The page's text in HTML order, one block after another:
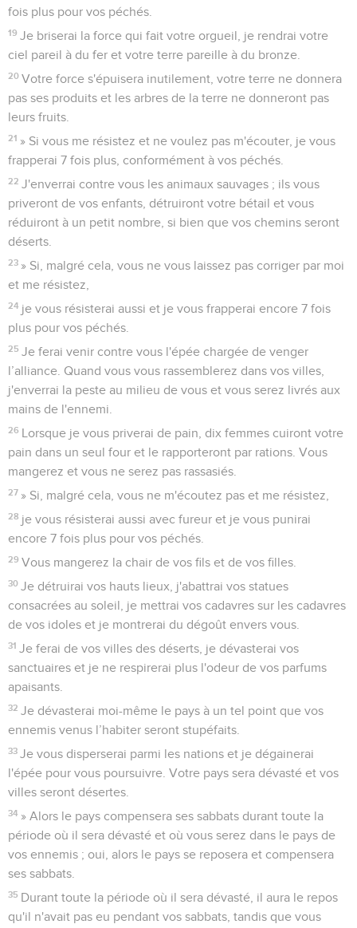
fois plus pour vos péchés.
19 Je briserai la force qui fait votre orgueil, je rendrai votre
ciel pareil à du fer et votre terre pareille à du bronze.
20 Votre force s'épuisera inutilement, votre terre ne donnera
pas ses produits et les arbres de la terre ne donneront pas
leurs fruits.
21 » Si vous me résistez et ne voulez pas m'écouter, je vous
frapperai 7 fois plus, conformément à vos péchés.
22 J'enverrai contre vous les animaux sauvages ; ils vous
priveront de vos enfants, détruiront votre bétail et vous
réduiront à un petit nombre, si bien que vos chemins seront
déserts.
23 » Si, malgré cela, vous ne vous laissez pas corriger par moi
et me résistez,
24 je vous résisterai aussi et je vous frapperai encore 7 fois
plus pour vos péchés.
25 Je ferai venir contre vous l'épée chargée de venger
l’alliance. Quand vous vous rassemblerez dans vos villes,
j'enverrai la peste au milieu de vous et vous serez livrés aux
mains de l'ennemi.
26 Lorsque je vous priverai de pain, dix femmes cuiront votre
pain dans un seul four et le rapporteront par rations. Vous
mangerez et vous ne serez pas rassasiés.
27 » Si, malgré cela, vous ne m'écoutez pas et me résistez,
28 je vous résisterai aussi avec fureur et je vous punirai
encore 7 fois plus pour vos péchés.
29 Vous mangerez la chair de vos fils et de vos filles.
30 Je détruirai vos hauts lieux, j'abattrai vos statues
consacrées au soleil, je mettrai vos cadavres sur les cadavres
de vos idoles et je montrerai du dégoût envers vous.
31 Je ferai de vos villes des déserts, je dévasterai vos
sanctuaires et je ne respirerai plus l'odeur de vos parfums
apaisants.
32 Je dévasterai moi-même le pays à un tel point que vos
ennemis venus l’habiter seront stupéfaits.
33 Je vous disperserai parmi les nations et je dégainerai
l'épée pour vous poursuivre. Votre pays sera dévasté et vos
villes seront désertes.
34 » Alors le pays compensera ses sabbats durant toute la
période où il sera dévasté et où vous serez dans le pays de
vos ennemis ; oui, alors le pays se reposera et compensera
ses sabbats.
35 Durant toute la période où il sera dévasté, il aura le repos
qu'il n'avait pas eu pendant vos sabbats, tandis que vous